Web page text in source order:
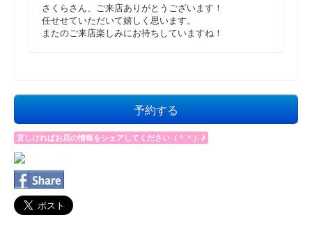
さくらさん、ご来店ありがとうございます！
任せせていただいて嬉しく思います。
またのご来店楽しみにお待ちしていますね！
予約する
宜しければお店の情報をシェアしてください（＾＾）♪